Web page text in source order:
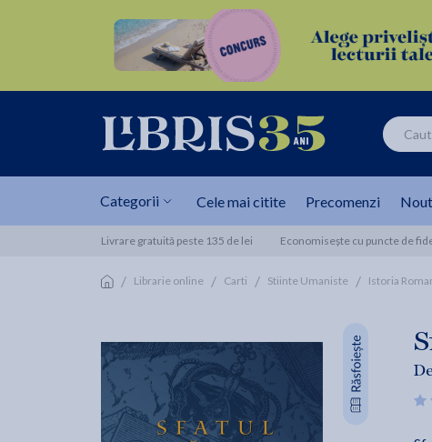
Categorii Cele mai citite Precomenzi
Livrare gratuită peste 135 de lei Economisește cu puncte de
/ Librarie online / Carti / Stiinte Umaniste / Istoria